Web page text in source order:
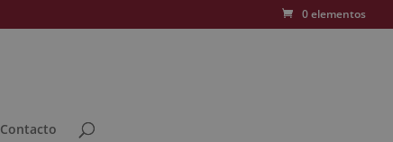
0 elementos
Contacto